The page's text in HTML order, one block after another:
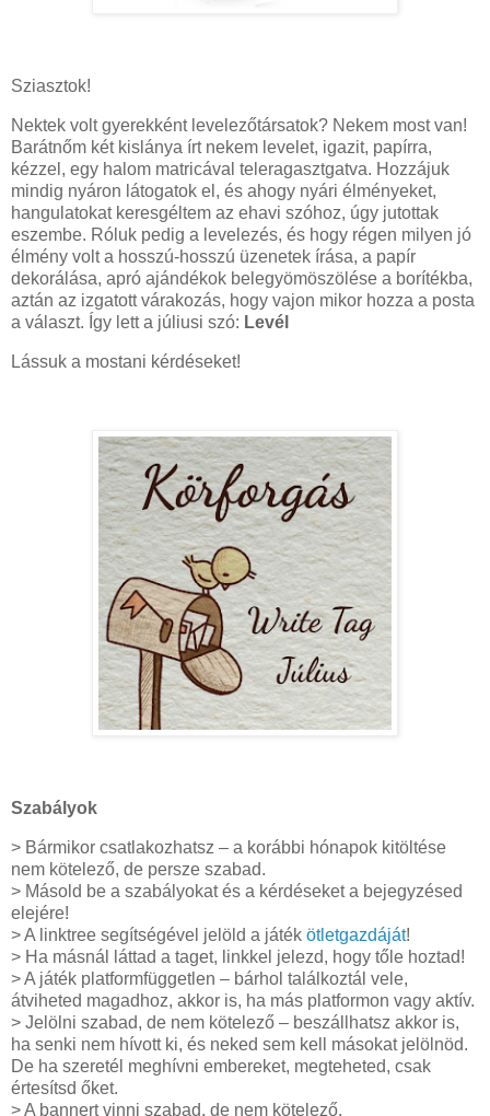
Sziasztok!
Nektek volt gyerekként levelezőtársatok? Nekem most van!
Barátnőm két kislánya írt nekem levelet, igazit, papírra,
kézzel, egy halom matricával teleragasztgatva. Hozzájuk
mindig nyáron látogatok el, és ahogy nyári élményeket,
hangulatokat keresgéltem az ehavi szóhoz, úgy jutottak
eszembe. Róluk pedig a levelezés, és hogy régen milyen jó
élmény volt a hosszú-hosszú üzenetek írása, a papír
dekorálása, apró ajándékok belegyömöszölése a borítékba,
aztán az izgatott várakozás, hogy vajon mikor hozza a posta
a választ. Így lett a júliusi szó: Levél
Lássuk a mostani kérdéseket!
Szabályok
> Bármikor csatlakozhatsz – a korábbi hónapok kitöltése
nem kötelező, de persze szabad.
> Másold be a szabályokat és a kérdéseket a bejegyzésed
elejére!
> A linktree segítségével jelöld a játék ötletgazdáját!
> Ha másnál láttad a taget, linkkel jelezd, hogy tőle hoztad!
> A játék platformfüggetlen – bárhol találkoztál vele,
átviheted magadhoz, akkor is, ha más platformon vagy aktív.
> Jelölni szabad, de nem kötelező – beszállhatsz akkor is,
ha senki nem hívott ki, és neked sem kell másokat jelölnöd.
De ha szeretél meghívni embereket, megteheted, csak
értesítsd őket.
> A bannert vinni szabad, de nem kötelező.